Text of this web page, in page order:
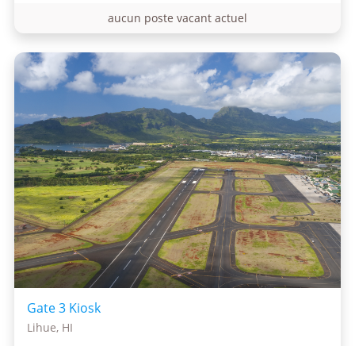
aucun poste vacant actuel
Gate 3 Kiosk
Lihue, HI